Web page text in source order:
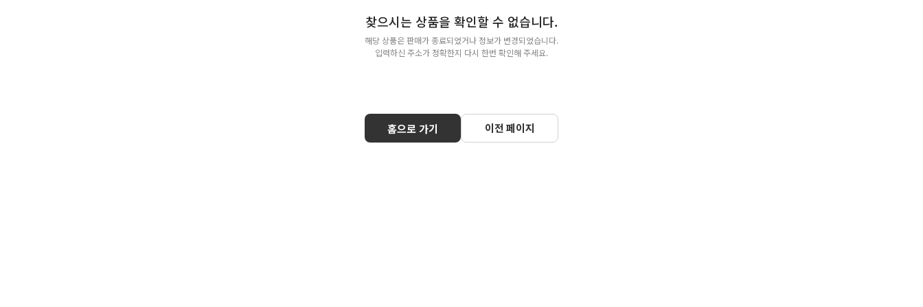
찾으시는 상품을 확인할 수 없습니다.
해당 상품은 판매가 종료되었거나 정보가 변경되었습니다.
입력하신 주소가 정확한지 다시 한번 확인해 주세요.
홈으로 가기 이전 페이지